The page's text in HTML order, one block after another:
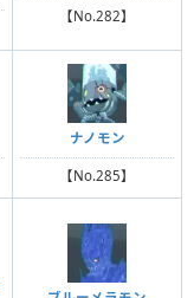
【No.282】
ナノモン
【No.285】